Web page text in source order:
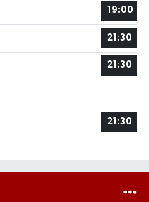
19:00
21:30
21:30
21:30